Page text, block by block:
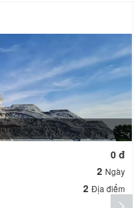
0 đ
2 Ngày
2 Địa điểm